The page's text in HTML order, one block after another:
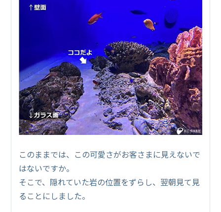
このままでは、この可愛さがお客さまに見えないで
はないですか。
そこで、隠れていた岩の位置をずらし、翌朝見て見
ることにしました。